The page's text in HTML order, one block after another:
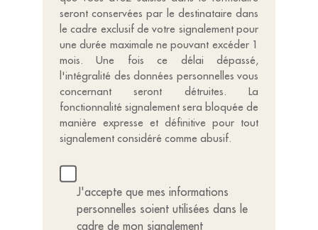
seront conservées par le destinataire dans
le cadre exclusif de votre signalement pour
une durée maximale ne pouvant excéder 1
mois. Une fois ce délai dépassé,
l'intégralité des données personnelles vous
concernant seront détruites. La
fonctionnalité signalement sera bloquée de
manière expresse et définitive pour tout
signalement considéré comme abusif.
J'accepte que mes informations
personnelles soient utilisées dans le
cadre de mon signalement